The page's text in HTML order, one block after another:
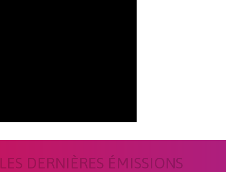
LES DERNIÈRES ÉMISSIONS